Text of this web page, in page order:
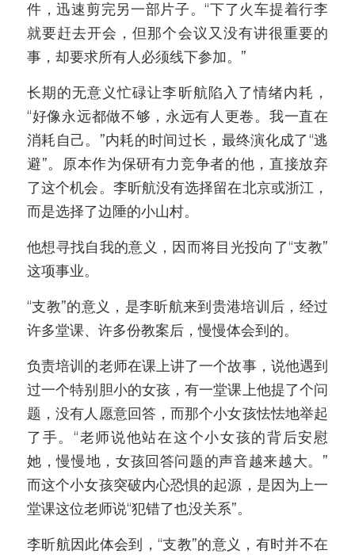
件，迅速剪完另一部片子。“下了火车提着行李
就要赶去开会，但那个会议又没有讲很重要的
事，却要求所有人必须线下参加。”
长期的无意义忙碌让李昕航陷入了情绪内耗，
“好像永远都做不够，永远有人更卷。我一直在
消耗自己。”内耗的时间过长，最终演化成了“逃
避”。原本作为保研有力竞争者的他，直接放弃
了这个机会。李昕航没有选择留在北京或浙江，
而是选择了边陲的小山村。
他想寻找自我的意义，因而将目光投向了“支教”
这项事业。
“支教”的意义，是李昕航来到贵港培训后，经过
许多堂课、许多份教案后，慢慢体会到的。
负责培训的老师在课上讲了一个故事，说他遇到
过一个特别胆小的女孩，有一堂课上他提了个问
题，没有人愿意回答，而那个小女孩怯怯地举起
了手。“老师说他站在这个小女孩的背后安慰
她，慢慢地，女孩回答问题的声音越来越大。”
而这个小女孩突破内心恐惧的起源，是因为上一
堂课这位老师说“犯错了也没关系”。
李昕航因此体会到，“支教”的意义，有时并不在